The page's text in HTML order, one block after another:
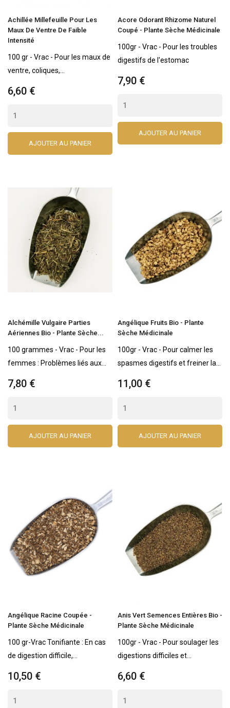
Achillée Millefeuille Pour Les
Maux De Ventre De Faible
Intensité
100 gr - Vrac - Pour les maux de
ventre, coliques,...
6,60 €
AJOUTER AU PANIER
Acore Odorant Rhizome Naturel
Coupé - Plante Sèche Médicinale
100gr - Vrac - Pour les troubles
digestifs de l'estomac
7,90 €
AJOUTER AU PANIER
Alchémille Vulgaire Parties
Aériennes Bio - Plante Sèche...
100 grammes - Vrac - Pour les
femmes : Problèmes liés aux...
7,80 €
AJOUTER AU PANIER
Angélique Fruits Bio - Plante
Sèche Médicinale
100gr - Vrac - Pour calmer les
spasmes digestifs et freiner la...
11,00 €
AJOUTER AU PANIER
Angélique Racine Coupée -
Plante Sèche Médicinale
100 gr-Vrac Tonifiante : En cas
de digestion difficile,...
10,50 €
Anis Vert Semences Entières Bio -
Plante Sèche Médicinale
100gr - Vrac - Pour soulager les
digestions difficiles et...
6,60 €